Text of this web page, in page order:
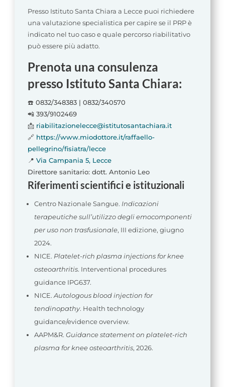
Presso Istituto Santa Chiara a Lecce puoi richiedere
una valutazione specialistica per capire se il PRP è
indicato nel tuo caso e quale percorso riabilitativo
può essere più adatto.
Prenota una consulenza
presso Istituto Santa Chiara:
☎️ 0832/348383 | 0832/340570
📲 393/9102469
📩 riabilitazionelecce@istitutosantachiara.it
🔗 https://www.miodottore.it/raffaello-
pellegrino/fisiatra/lecce
📍 Via Campania 5, Lecce
Direttore sanitario: dott. Antonio Leo
Riferimenti scientifici e istituzionali
Centro Nazionale Sangue. Indicazioni
terapeutiche sull’utilizzo degli emocomponenti
per uso non trasfusionale, III edizione, giugno
2024.
NICE. Platelet-rich plasma injections for knee
osteoarthritis. Interventional procedures
guidance IPG637.
NICE. Autologous blood injection for
tendinopathy. Health technology
guidance/evidence overview.
AAPM&R. Guidance statement on platelet-rich
plasma for knee osteoarthritis, 2026.